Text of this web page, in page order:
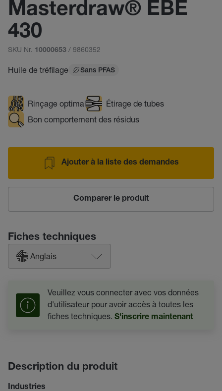
Masterdraw® EBE
430
SKU Nr. 10000653 / 9860352
Huile de tréfilage Sans PFAS
Rinçage optimal
Étirage de tubes
Bon comportement des résidus
Ajouter à la liste des demandes
Comparer le produit
Fiches techniques
Anglais
Veuillez vous connecter avec vos données
d'utilisateur pour avoir accès à toutes les
fiches techniques. S'inscrire maintenant
Description du produit
Industries